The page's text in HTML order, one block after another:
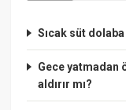
Sıcak süt dolaba
Gece yatmadan
aldırır mı?